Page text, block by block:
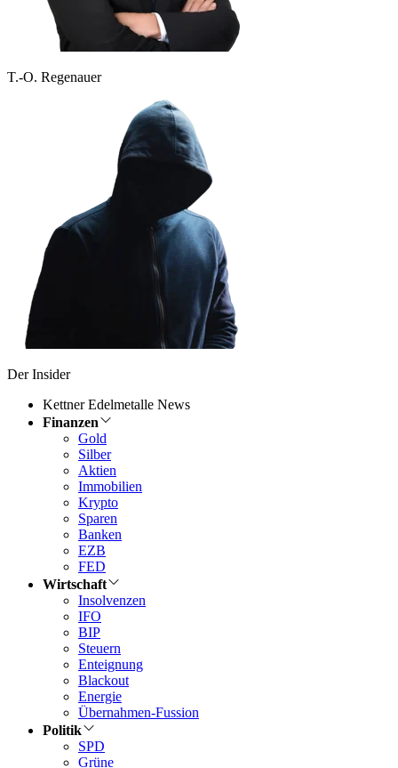
T.-O. Regenauer
Der Insider
Kettner Edelmetalle News
Finanzen
Gold
Silber
Aktien
Immobilien
Krypto
Sparen
Banken
EZB
FED
Wirtschaft
Insolvenzen
IFO
BIP
Steuern
Enteignung
Blackout
Energie
Übernahmen-Fussion
Politik
SPD
Grüne